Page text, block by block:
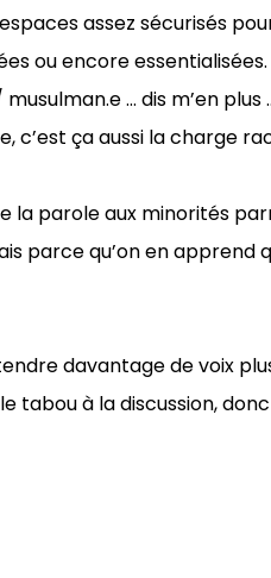
assez sécurisés
ou encore
… dis m’en
c’est ça aussi la charge
la parole aux minorités
parce qu’on en
davantage de voix
tabou à la discussion,